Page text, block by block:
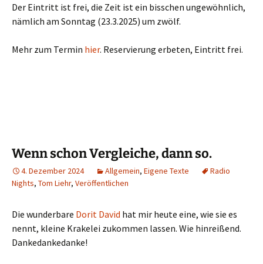
Der Eintritt ist frei, die Zeit ist ein bisschen ungewöhnlich,
nämlich am Sonntag (23.3.2025) um zwölf.
Mehr zum Termin hier. Reservierung erbeten, Eintritt frei.
Wenn schon Vergleiche, dann so.
4. Dezember 2024 Allgemein, Eigene Texte
Radio
Nights, Tom Liehr, Veröffentlichen
Die wunderbare Dorit David hat mir heute eine, wie sie es
nennt, kleine Krakelei zukommen lassen. Wie hinreißend.
Dankedankedanke!